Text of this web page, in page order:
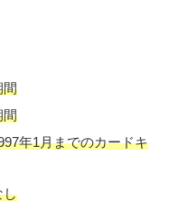
間
間
年1月までのカードキ
し